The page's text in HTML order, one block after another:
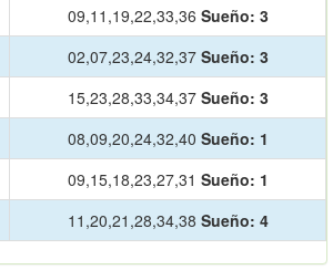
09,11,19,22,33,36 Sueño: 3
02,07,23,24,32,37 Sueño: 3
15,23,28,33,34,37 Sueño: 3
08,09,20,24,32,40 Sueño: 1
09,15,18,23,27,31 Sueño: 1
11,20,21,28,34,38 Sueño: 4